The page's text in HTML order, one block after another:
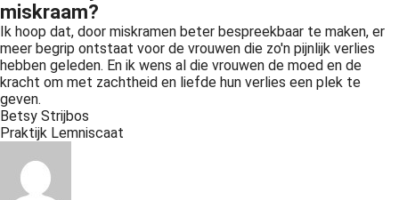
miskraam?
Ik hoop dat, door miskramen beter bespreekbaar te maken, er
meer begrip ontstaat voor de vrouwen die zo'n pijnlijk verlies
hebben geleden. En ik wens al die vrouwen de moed en de
kracht om met zachtheid en liefde hun verlies een plek te
geven.
Betsy Strijbos
Praktijk Lemniscaat